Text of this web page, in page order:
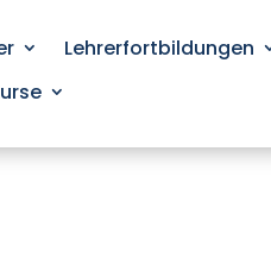
Lehrerfortbildungen